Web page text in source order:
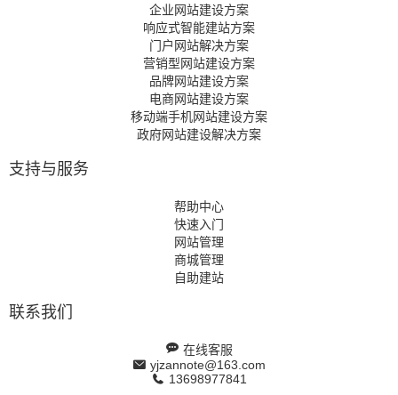
企业网站建设方案
响应式智能建站方案
门户网站解决方案
营销型网站建设方案
品牌网站建设方案
电商网站建设方案
移动端手机网站建设方案
政府网站建设解决方案
支持与服务
帮助中心
快速入门
网站管理
商城管理
自助建站
联系我们
在线客服
yjzannote@163.com
13698977841